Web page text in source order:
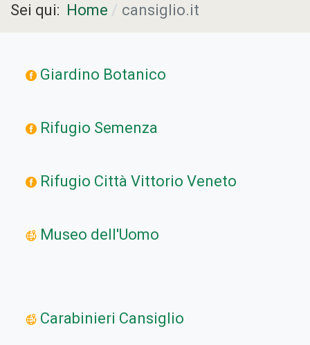
Sei qui: Home cansiglio.it
Giardino Botanico
Rifugio Semenza
Rifugio Città Vittorio Veneto
Museo dell'Uomo
Carabinieri Cansiglio